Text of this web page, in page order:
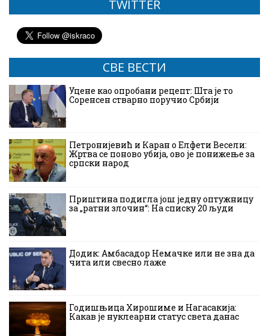
TWITTER
СВЕ ВЕСТИ
Уцене као опробани рецепт: Шта је то
Соренсен стварно поручио Србији
Петронијевић и Каран о Елфети Весели:
Жртва се поново убија, ово је понижење за
српски народ
Приштина подигла још једну оптужницу
за „ратни злочин“: На списку 20 људи
Додик: Амбасадор Немачке или не зна да
чита или свесно лаже
Годишњица Хирошиме и Нагасакија:
Какав је нуклеарни статус света данас